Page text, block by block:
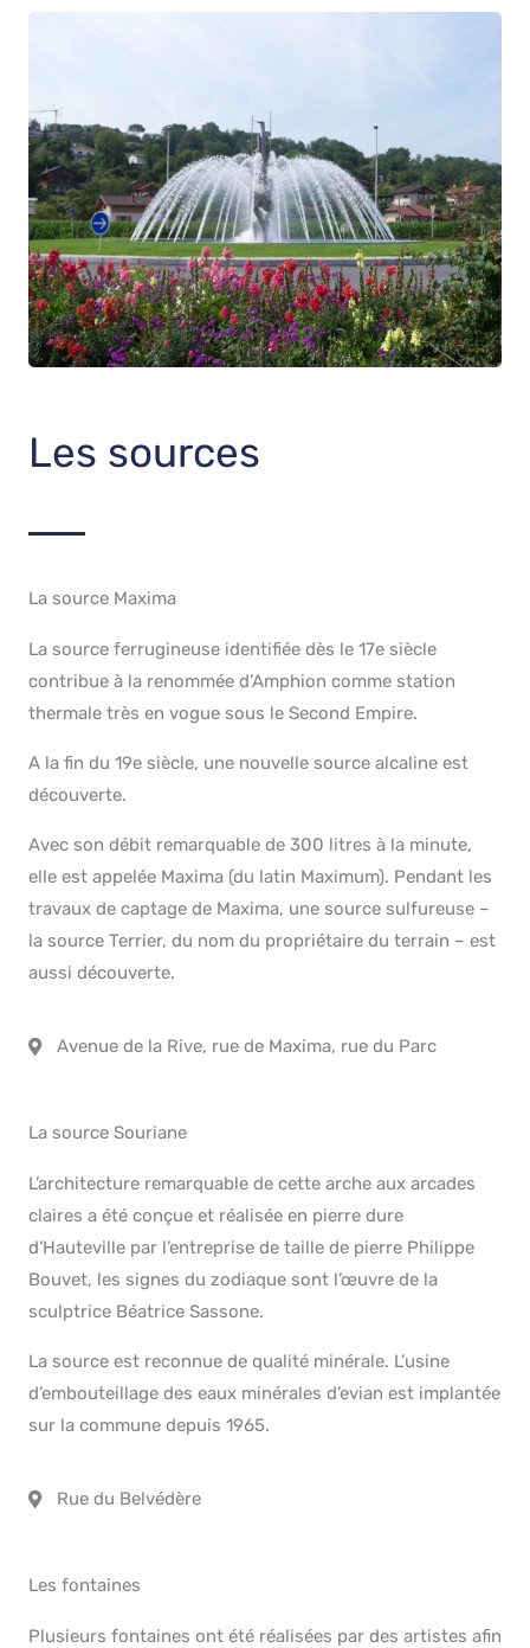
Les sources
La source Maxima
La source ferrugineuse identifiée dès le 17e siècle
contribue à la renommée d’Amphion comme station
thermale très en vogue sous le Second Empire.
A la fin du 19e siècle, une nouvelle source alcaline est
découverte.
Avec son débit remarquable de 300 litres à la minute,
elle est appelée Maxima (du latin Maximum). Pendant les
travaux de captage de Maxima, une source sulfureuse –
la source Terrier, du nom du propriétaire du terrain – est
aussi découverte.
Avenue de la Rive, rue de Maxima, rue du Parc
La source Souriane
L’architecture remarquable de cette arche aux arcades
claires a été conçue et réalisée en pierre dure
d’Hauteville par l’entreprise de taille de pierre Philippe
Bouvet, les signes du zodiaque sont l’œuvre de la
sculptrice Béatrice Sassone.
La source est reconnue de qualité minérale. L’usine
d’embouteillage des eaux minérales d’evian est implantée
sur la commune depuis 1965.
Rue du Belvédère
Les fontaines
Plusieurs fontaines ont été réalisées par des artistes afin